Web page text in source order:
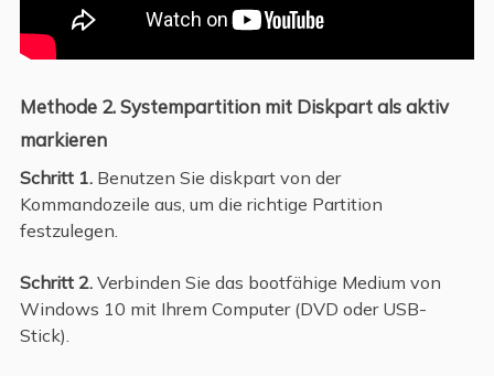
Methode 2. Systempartition mit Diskpart als aktiv
markieren
Schritt 1. Benutzen Sie diskpart von der
Kommandozeile aus, um die richtige Partition
festzulegen.
Schritt 2. Verbinden Sie das bootfähige Medium von
Windows 10 mit Ihrem Computer (DVD oder USB-
Stick).